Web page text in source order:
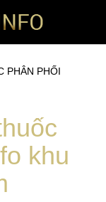
PHÂN PHỐI
khu